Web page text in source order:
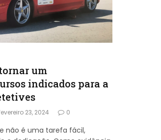
um
indicados para a
23, 2024 0
não é uma tarefa fácil,